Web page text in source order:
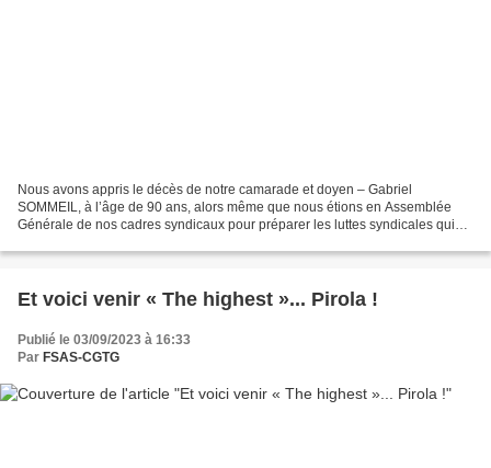
Nous avons appris le décès de notre camarade et doyen – Gabriel
SOMMEIL, à l’âge de 90 ans, alors même que nous étions en Assemblée
Générale de nos cadres syndicaux pour préparer les luttes syndicales qui
Et voici venir « The highest »... Pirola !
Publié le 03/09/2023 à 16:33
Par FSAS-CGTG